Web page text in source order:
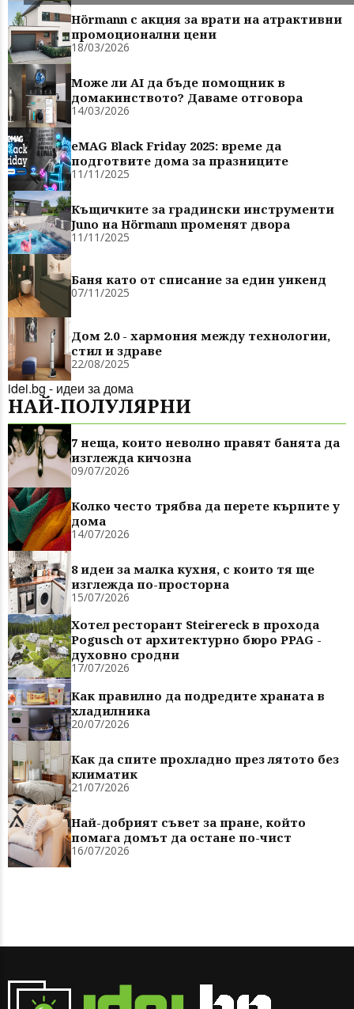
Hörmann с акция за врати на атрактивни
промоционални цени
18/03/2026
Може ли AI да бъде помощник в
домакинството? Даваме отговора
14/03/2026
eMAG Black Friday 2025: време да
подготвите дома за празниците
11/11/2025
Къщичките за градински инструменти
Juno на Hörmann променят двора
11/11/2025
Баня като от списание за един уикенд
07/11/2025
Дом 2.0 - хармония между технологии,
стил и здраве
22/08/2025
idei.bg - идеи за дома
НАЙ-ПОЛУЛЯРНИ
7 неща, които неволно правят банята да
изглежда кичозна
09/07/2026
Колко често трябва да перете кърпите у
дома
14/07/2026
8 идеи за малка кухня, с които тя ще
изглежда по-просторна
15/07/2026
Хотел ресторант Steirereck в прохода
Pogusch от архитектурно бюро PPAG -
духовно сродни
17/07/2026
Как правилно да подредите храната в
хладилника
20/07/2026
Как да спите прохладно през лятото без
климатик
21/07/2026
Най-добрият съвет за пране, който
помага домът да остане по-чист
16/07/2026